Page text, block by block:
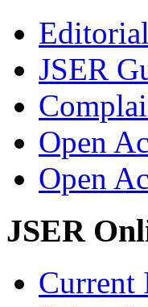
JSER
Open
Open
JSER
Current